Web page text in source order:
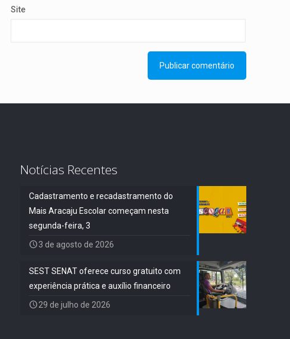
Site
Notícias Recentes
Cadastramento e recadastramento do
Mais Aracaju Escolar começam nesta
segunda-feira, 3
3 de agosto de 2026
SEST SENAT oferece curso gratuito com
experiência prática e auxílio financeiro
29 de julho de 2026